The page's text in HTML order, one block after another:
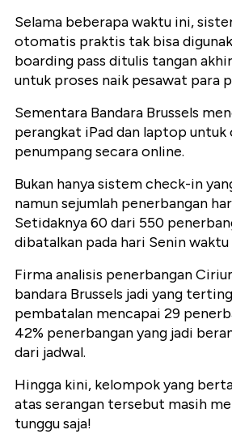
Selama beberapa waktu ini,
otomatis praktis tak bisa
boarding pass ditulis tangan
untuk proses naik pesawat para
Sementara Bandara Brussels
perangkat iPad dan laptop
penumpang secara online.
Bukan hanya sistem check-in
namun sejumlah penerbangan
Setidaknya 60 dari 550
dibatalkan pada hari Senin
Firma analisis penerbangan
bandara Brussels jadi yang
pembatalan mencapai 29
42% penerbangan yang jadi
dari jadwal.
Hingga kini, kelompok yang
atas serangan tersebut masih
tunggu saja!